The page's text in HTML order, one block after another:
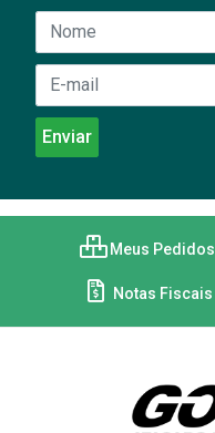
Meus Pedidos
Notas Fiscais